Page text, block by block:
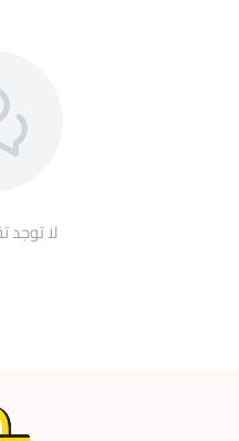
لا توجد